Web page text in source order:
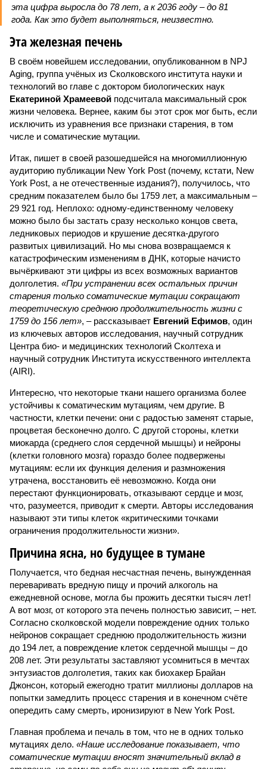
эта цифра выросла до 78 лет, а к 2036 году – до 81
года. Как это будет выполняться, неизвестно.
Эта железная печень
В своём новейшем исследовании, опубликованном в NPJ
Aging, группа учёных из Сколковского института науки и
технологий во главе с доктором биологических наук
Екатериной Храмеевой подсчитала максимальный срок
жизни человека. Вернее, каким бы этот срок мог быть, если
исключить из уравнения все признаки старения, в том
числе и соматические мутации.
Итак, пишет в своей разошедшейся на многомиллионную
аудиторию публикации New York Post (почему, кстати, New
York Post, а не отечественные издания?), получилось, что
средним показателем было бы 1759 лет, а максимальным –
29 921 год. Неплохо: одному-единственному человеку
можно было бы застать сразу несколько концов света,
ледниковых периодов и крушение десятка-другого
развитых цивилизаций. Но мы снова возвращаемся к
катастрофическим изменениям в ДНК, которые начисто
вычёркивают эти цифры из всех возможных вариантов
долголетия. «При устранении всех остальных причин
старения только соматические мутации сокращают
теоретическую среднюю продолжительность жизни с
1759 до 156 лет», – рассказывает Евгений Ефимов, один
из ключевых авторов исследования, научный сотрудник
Центра био- и медицинских технологий Сколтеха и
научный сотрудник Института искусственного интеллекта
(AIRI).
Интересно, что некоторые ткани нашего организма более
устойчивы к соматическим мутациям, чем другие. В
частности, клетки печени: они с радостью заменят старые,
процветая бесконечно долго. С другой стороны, клетки
миокарда (среднего слоя сердечной мышцы) и нейроны
(клетки головного мозга) гораздо более подвержены
мутациям: если их функция деления и размножения
утрачена, восстановить её невозможно. Когда они
перестают функционировать, отказывают сердце и мозг,
что, разумеется, приводит к смерти. Авторы исследования
называют эти типы клеток «критическими точками
ограничения продолжительности жизни».
Причина ясна, но будущее в тумане
Получается, что бедная несчастная печень, вынужденная
переваривать вредную пищу и прочий алкоголь на
ежедневной основе, могла бы прожить десятки тысяч лет!
А вот мозг, от которого эта печень полностью зависит, – нет.
Согласно сколковской модели повреждение одних только
нейронов сокращает среднюю продолжительность жизни
до 194 лет, а повреждение клеток сердечной мышцы – до
208 лет. Эти результаты заставляют усомниться в мечтах
энтузиастов долголетия, таких как биохакер Брайан
Джонсон, который ежегодно тратит миллионы долларов на
попытки замедлить процесс старения и в конечном счёте
опередить саму смерть, иронизируют в New York Post.
Главная проблема и печаль в том, что не в одних только
мутациях дело. «Наше исследование показывает, что
соматические мутации вносят значительный вклад в